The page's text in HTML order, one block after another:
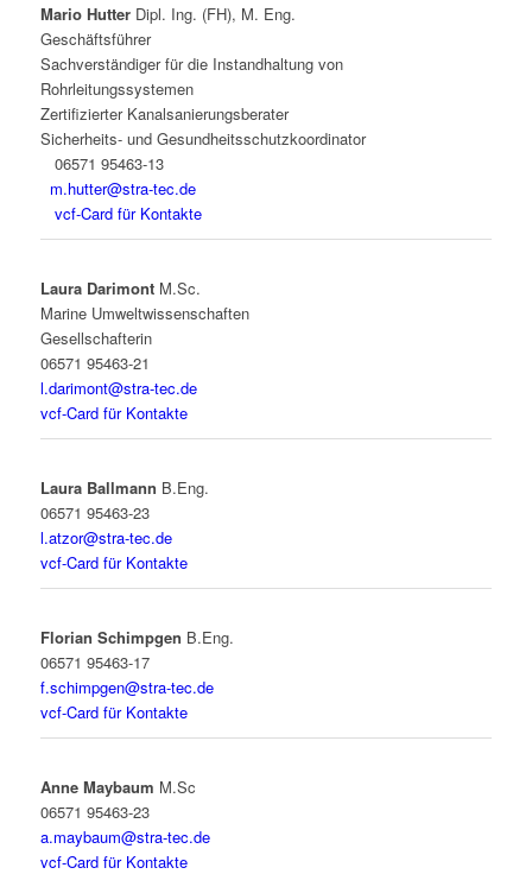
Mario Hutter Dipl. Ing. (FH), M. Eng.
Geschäftsführer
Sachverständiger für die Instandhaltung von
Rohrleitungssystemen
Zertifizierter Kanalsanierungsberater
Sicherheits- und Gesundheitsschutzkoordinator
06571 95463-13
m.hutter@stra-tec.de
vcf-Card für Kontakte
Laura Darimont M.Sc.
Marine Umweltwissenschaften
Gesellschafterin
06571 95463-21
l.darimont@stra-tec.de
vcf-Card für Kontakte
Laura Ballmann B.Eng.
06571 95463-23
l.atzor@stra-tec.de
vcf-Card für Kontakte
Florian Schimpgen B.Eng.
06571 95463-17
f.schimpgen@stra-tec.de
vcf-Card für Kontakte
Anne Maybaum M.Sc
06571 95463-23
a.maybaum@stra-tec.de
vcf-Card für Kontakte